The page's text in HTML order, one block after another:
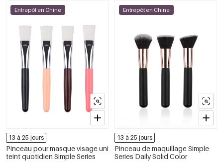
Entrepôt en Chine
13 à 25 jours
Pinceau pour masque visage uni
teint quotidien Simple Series
Entrepôt en Chine
13 à 25 jours
Pinceau de maquillage Simple
Series Daily Solid Color